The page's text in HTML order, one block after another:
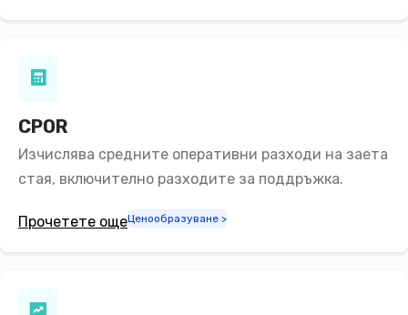
CPOR
Изчислява средните оперативни разходи на заета
стая, включително разходите за поддръжка.
Прочетете ощеЦенообразуване >